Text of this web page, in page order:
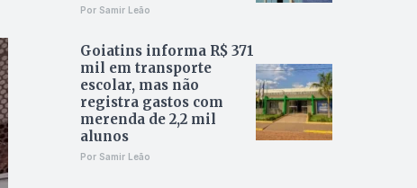
Por Samir Leão
Goiatins informa R$ 371
mil em transporte
escolar, mas não
registra gastos com
merenda de 2,2 mil
alunos
Por Samir Leão